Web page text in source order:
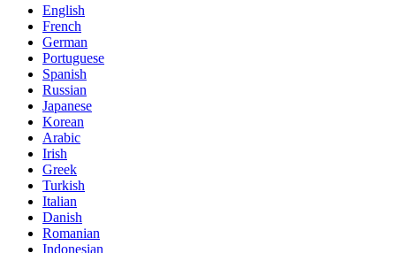
English
French
German
Portuguese
Spanish
Russian
Japanese
Korean
Arabic
Irish
Greek
Turkish
Italian
Danish
Romanian
Indonesian